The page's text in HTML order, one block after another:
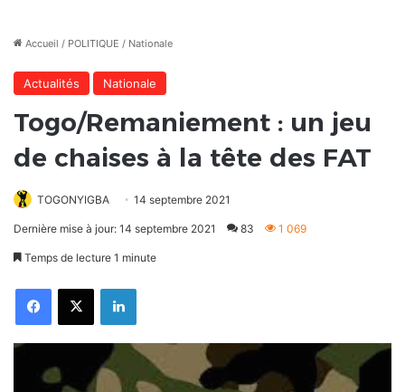
Accueil / POLITIQUE / Nationale
Actualités Nationale
Togo/Remaniement : un jeu
de chaises à la tête des FAT
TOGONYIGBA 14 septembre 2021
Dernière mise à jour: 14 septembre 2021 83 1 069
Temps de lecture 1 minute
FacebookX Linkedin